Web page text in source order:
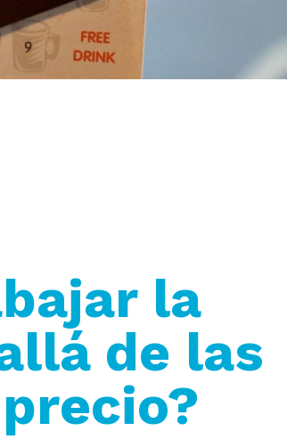
la
de las